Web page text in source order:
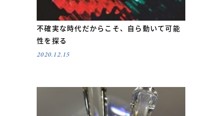
不確実な時代だからこそ、自ら動いて可能
性を探る
2020.12.15